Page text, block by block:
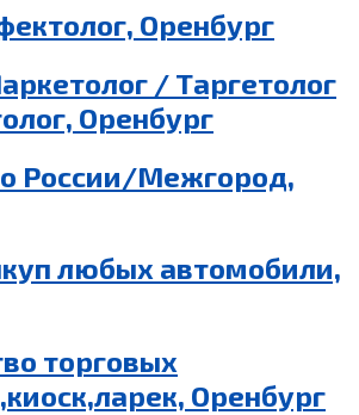
Оренбург
/ Таргетолог
Оренбург
России/Межгород,
любых автомобили,
торговых
Оренбург